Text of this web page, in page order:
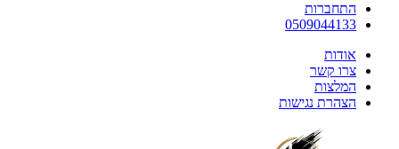
התחברות
0509044133
אודות
צרו קשר
המלצות
הצהרת נגישות